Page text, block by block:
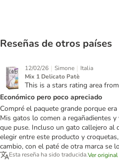
Reseñas de otros países
12/02/26 | Simone | Italia
Mix 1 Delicato Patè
This is a stars rating area
Económico pero poco apreciado
Compré el paquete grande porque
Mis gatos lo comen a regañadientes
que puse. Incluso un gato callejero al
elegir entre este producto y
cambio, con el paté de otra marca se
Esta reseña ha sido traducida.Ver original